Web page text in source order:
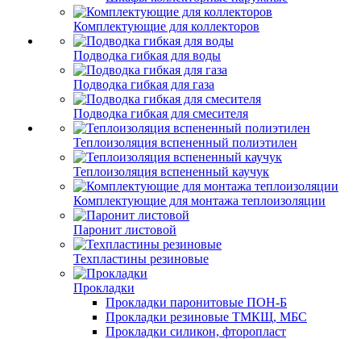
Комплектующие для коллекторов
Подводка гибкая для воды
Подводка гибкая для газа
Подводка гибкая для смесителя
Теплоизоляция вспененный полиэтилен
Теплоизоляция вспененный каучук
Комплектующие для монтажа теплоизоляции
Паронит листовой
Техпластины резиновые
Прокладки
Прокладки паронитовые ПОН-Б
Прокладки резиновые ТМКЩ, МБС
Прокладки силикон, фторопласт